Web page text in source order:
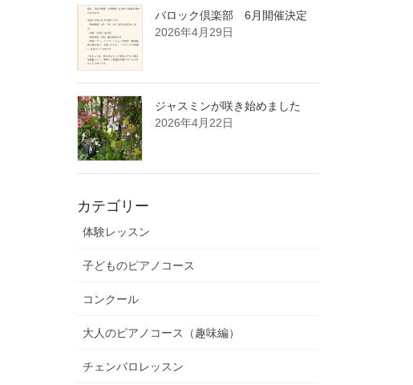
バロック倶楽部 6月開催決定
2026年4月29日
ジャスミンが咲き始めました
2026年4月22日
カテゴリー
体験レッスン
子どものピアノコース
コンクール
大人のピアノコース（趣味編）
チェンバロレッスン